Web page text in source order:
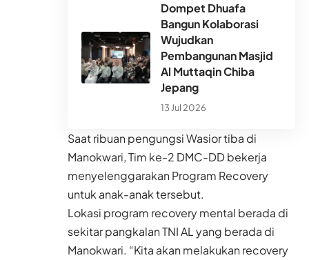
Dompet Dhuafa
Bangun Kolaborasi
Wujudkan
Pembangunan Masjid
Al Muttaqin Chiba
Jepang
13 Jul 2026
Saat ribuan pengungsi Wasior tiba di
Manokwari, Tim ke-2 DMC-DD bekerja
menyelenggarakan Program Recovery
untuk anak-anak tersebut.
Lokasi program recovery mental berada di
sekitar pangkalan TNI AL yang berada di
Manokwari. “Kita akan melakukan recovery